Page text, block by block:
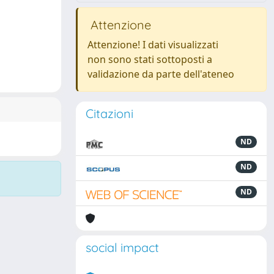
Attenzione
Attenzione! I dati visualizzati
non sono stati sottoposti a
validazione da parte dell'ateneo
Citazioni
ND
ND
ND
social impact